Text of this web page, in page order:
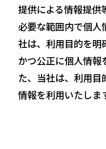
提供による情報提供
必要な範囲内で個人
社は、利用目的を明
かつ公正に個人情報
た、当社は、利用
情報を利用いたしま